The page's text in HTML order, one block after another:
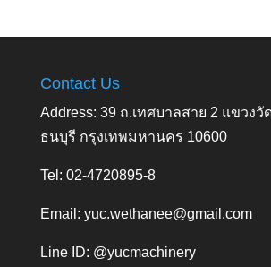
Contact Us
Address: 39 ถ.เทศบาลสาย 2 แขวง
ธนบุรี กรุงเทพมหานคร 10600
Tel: 02-4720895-8
Email: yuc.wethanee@gmail.com
Line ID: @yucmachinery